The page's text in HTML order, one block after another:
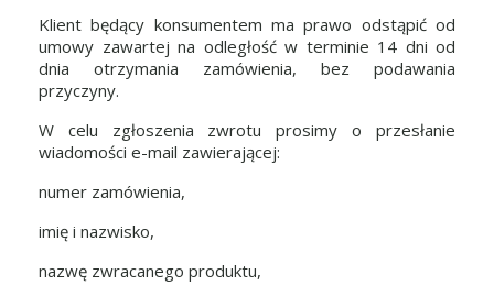
Klient będący konsumentem ma prawo odstąpić od
umowy zawartej na odległość w terminie 14 dni od
dnia otrzymania zamówienia, bez podawania
przyczyny.
W celu zgłoszenia zwrotu prosimy o przesłanie
wiadomości e-mail zawierającej:
numer zamówienia,
imię i nazwisko,
nazwę zwracanego produktu,